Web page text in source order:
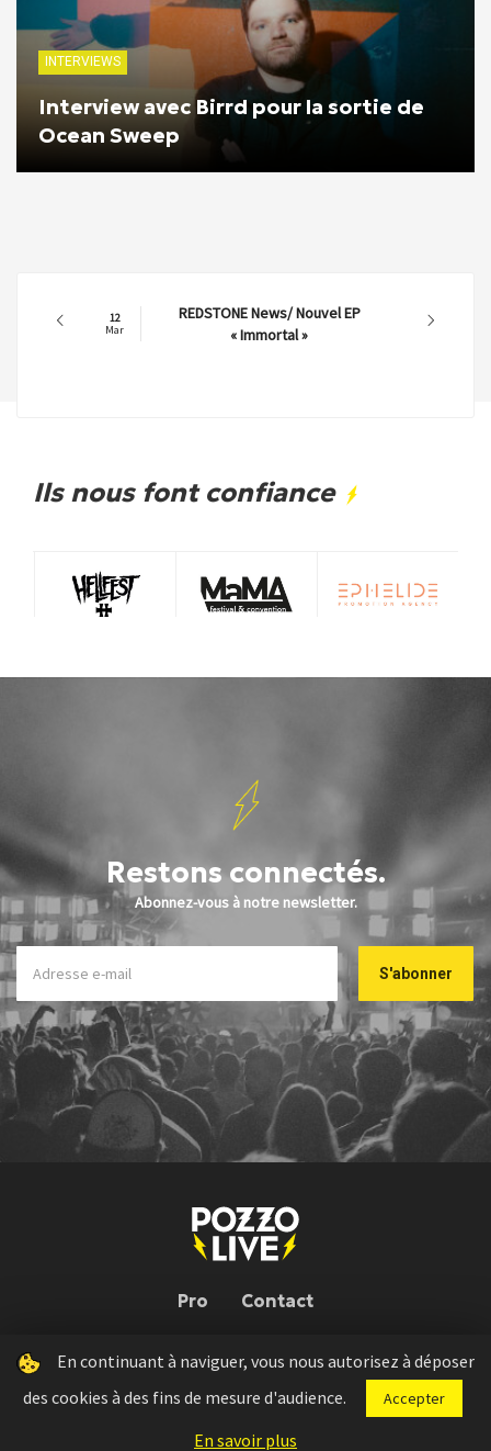
INTERVIEWS
Interview avec Birrd pour la sortie de
Ocean Sweep
12
Mar
REDSTONE News/ Nouvel EP
« Immortal »
Ils nous font confiance
Restons connectés.
Abonnez-vous à notre newsletter.
Pro Contact
Pozzo Live © 2026 | Conception : Pozzo Team, avec l'aide deBloop
Press kit Règlement concours Mentions légales
En continuant à naviguer, vous nous autorisez à déposer
des cookies à des fins de mesure d'audience.
Accepter
En savoir plus